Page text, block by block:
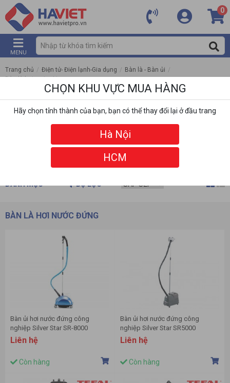
0
MENU
Trang chủ / Điện tử- Điện lạnh-Gia dụng / Bàn là - Bàn ủi /
Bàn là hơi nước đứng
DANH MỤC BỘ LỌC
BÀN LÀ HƠI NƯỚC ĐỨNG
Bàn ủi hơi nước đứng công
nghiệp Silver Star SR-8000
Liên hệ
Còn hàng
Bàn ủi hơi nước đứng công
nghiệp Silver Star SR5000
Liên hệ
Còn hàng
CHỌN KHU VỰC MUA HÀNG
Hãy chọn tỉnh thành của bạn, bạn có thể thay đổi lại ở đầu trang
Hà Nội
HCM